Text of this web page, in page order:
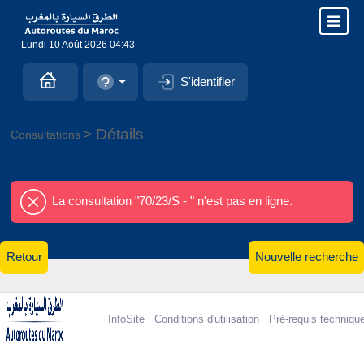
Lundi 10 Août 2026 04:43
S'identifier
Consultations > Détails
La consultation "70/23/S - " n'est pas en ligne.
Retour Nouvelle recherche
InfoSite Conditions d'utilisation Pré-requis